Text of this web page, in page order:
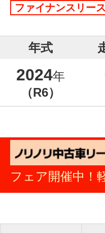
ファイナンスリース
年式
2024年
（R6）
フェア開催中！